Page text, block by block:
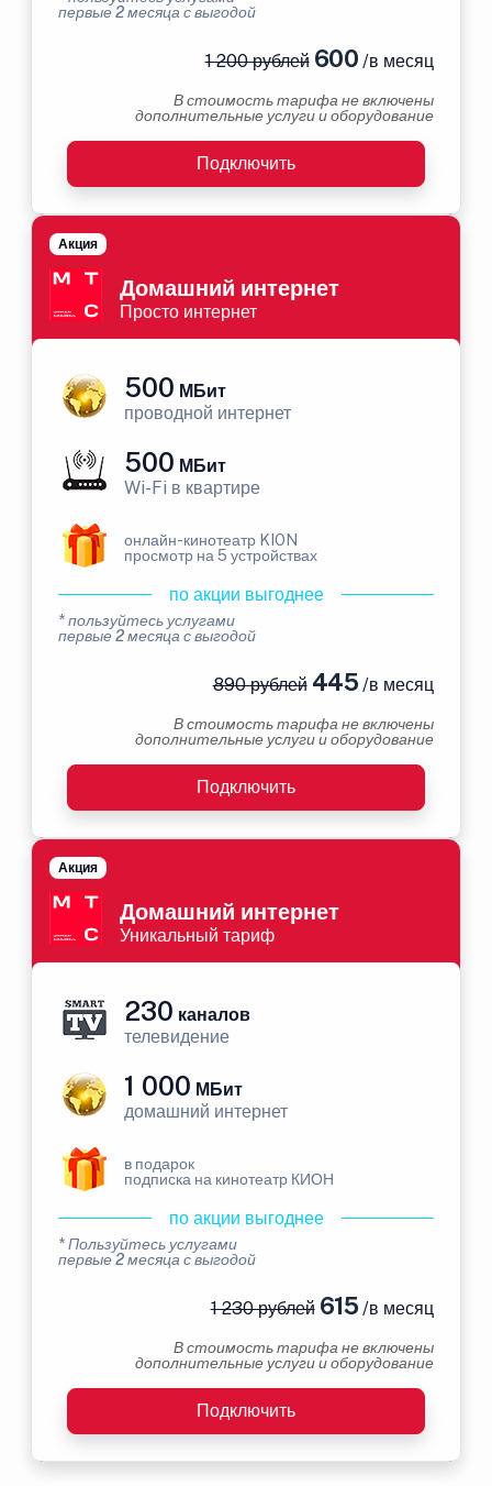
первые 2 месяца с выгодой
1 200 рублей600 /в месяц
В стоимость тарифа не включены
дополнительные услуги и оборудование
Подключить
Домашний интернет
Просто интернет
Акция
500 МБит
проводной интернет
500 МБит
Wi-Fi в квартире
онлайн-кинотеатр KION
просмотр на 5 устройствах
по акции выгоднее
* пользуйтесь услугами
первые 2 месяца с выгодой
890 рублей445 /в месяц
В стоимость тарифа не включены
дополнительные услуги и оборудование
Подключить
Домашний интернет
Уникальный тариф
Акция
230 каналов
телевидение
1 000 МБит
домашний интернет
в подарок
подписка на кинотеатр КИОН
по акции выгоднее
* Пользуйтесь услугами
первые 2 месяца с выгодой
1 230 рублей615 /в месяц
В стоимость тарифа не включены
дополнительные услуги и оборудование
Подключить